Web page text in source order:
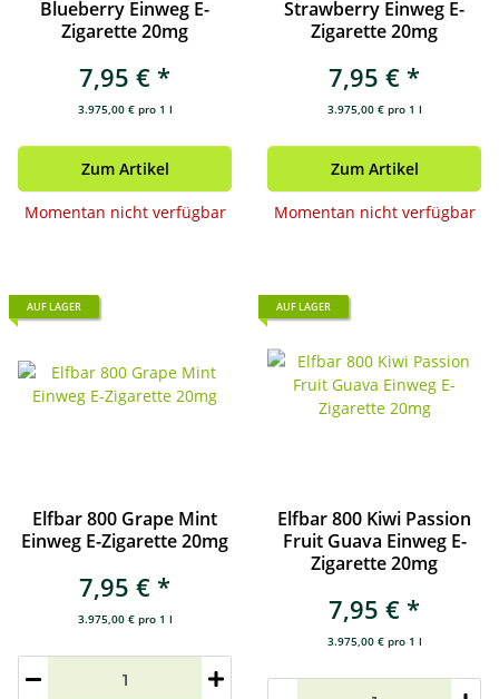
Blueberry Einweg E-
Zigarette 20mg
7,95 € *
3.975,00 € pro 1 l
Zum Artikel
Momentan nicht verfügbar
Strawberry Einweg E-
Zigarette 20mg
7,95 € *
3.975,00 € pro 1 l
Zum Artikel
Momentan nicht verfügbar
AUF LAGER
Elfbar 800 Grape Mint
Einweg E-Zigarette 20mg
7,95 € *
3.975,00 € pro 1 l
AUF LAGER
Elfbar 800 Kiwi Passion
Fruit Guava Einweg E-
Zigarette 20mg
7,95 € *
3.975,00 € pro 1 l